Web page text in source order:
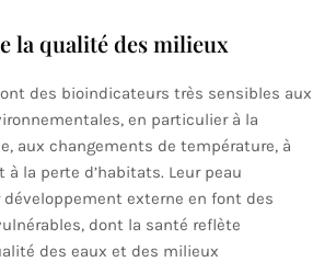
la qualité des milieux
des bioindicateurs très sensibles aux
en particulier à la
aux changements de température, à
à la perte d’habitats. Leur peau
externe en font des
dont la santé reflète
des eaux et des milieux